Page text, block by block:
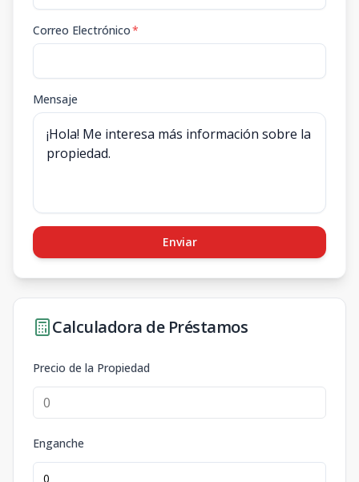
Correo Electrónico*
Mensaje
Enviar
Calculadora de Préstamos
Precio de la Propiedad
Enganche